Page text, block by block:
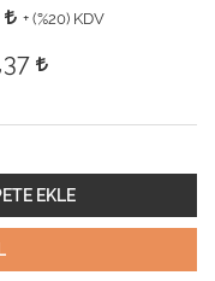
+ (%20) KDV
EKLE